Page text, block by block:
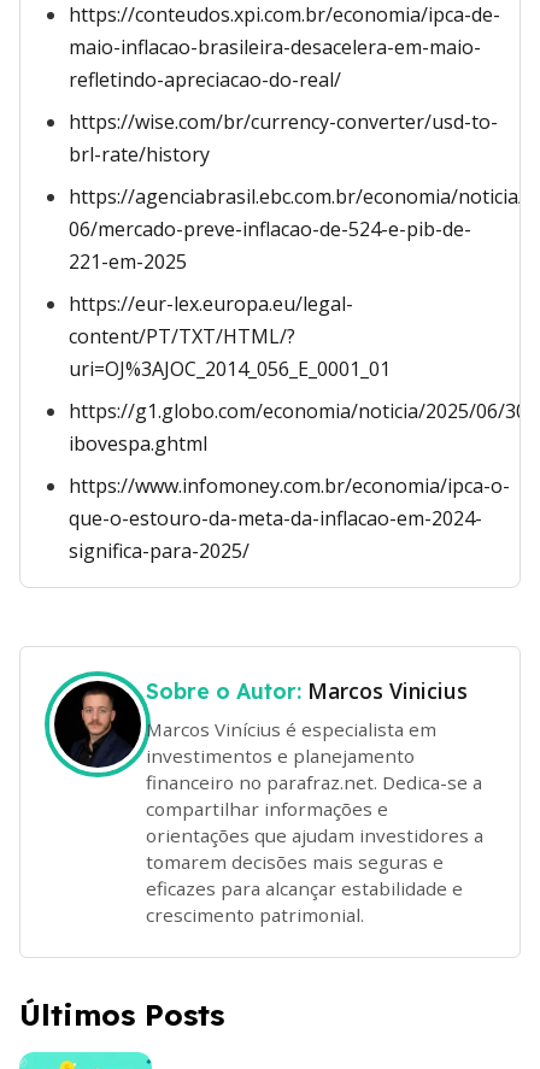
https://conteudos.xpi.com.br/economia/ipca-de-
maio-inflacao-brasileira-desacelera-em-maio-
refletindo-apreciacao-do-real/
https://wise.com/br/currency-converter/usd-to-
brl-rate/history
https://agenciabrasil.ebc.com.br/economia/noticia/
06/mercado-preve-inflacao-de-524-e-pib-de-
221-em-2025
https://eur-lex.europa.eu/legal-
content/PT/TXT/HTML/?
uri=OJ%3AJOC_2014_056_E_0001_01
https://g1.globo.com/economia/noticia/2025/06/
ibovespa.ghtml
https://www.infomoney.com.br/economia/ipca-o-
que-o-estouro-da-meta-da-inflacao-em-2024-
significa-para-2025/
Sobre o Autor: Marcos Vinicius
Marcos Vinícius é especialista em
investimentos e planejamento
financeiro no parafraz.net. Dedica-se a
compartilhar informações e
orientações que ajudam investidores a
tomarem decisões mais seguras e
eficazes para alcançar estabilidade e
crescimento patrimonial.
Últimos Posts